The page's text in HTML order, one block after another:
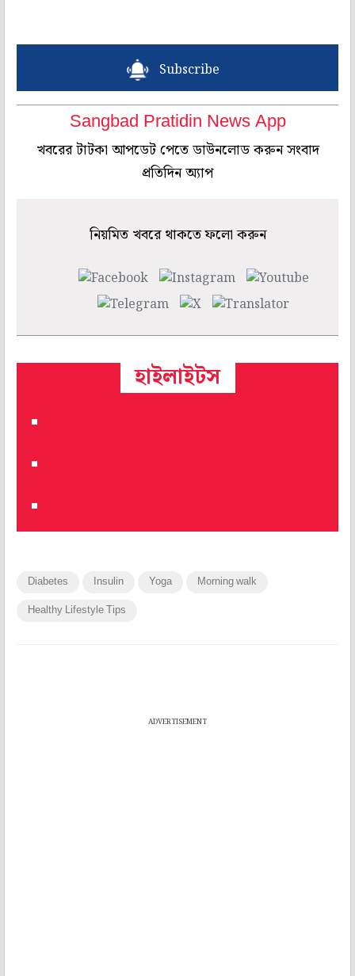
Subscribe
Sangbad Pratidin News App
খবরের টাটকা আপডেট পেতে ডাউনলোড করুন সংবাদ
প্রতিদিন অ্যাপ
নিয়মিত খবরে থাকতে ফলো করুন
হাইলাইটস
Diabetes Insulin Yoga Morning walk
Healthy Lifestyle Tips
ADVERTISEMENT